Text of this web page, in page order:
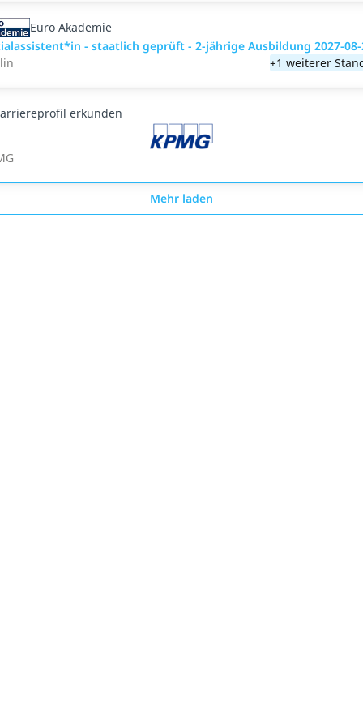
Euro Akademie
- staatlich geprüft - 2-jährige Ausbildung 2027-08-
+1 weiterer
erkunden
Mehr laden